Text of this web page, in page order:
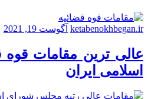
ketabenokhbegan.ir آگوست 19, 2021
عالی ترین مقامات
اسلامی ایران